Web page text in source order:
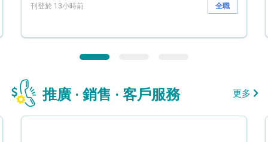
刊登於 13小時前 全職
推廣 · 銷售 · 客戶服務 更多